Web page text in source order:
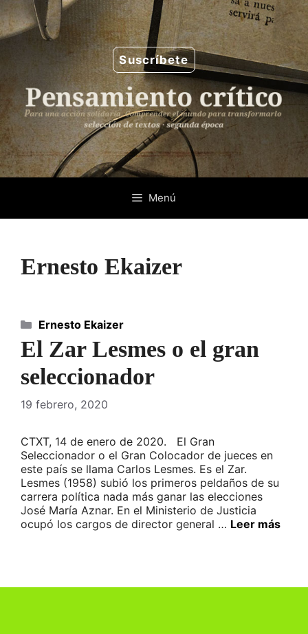
Saltar
al
contenido
Suscríbete
Menú
Ernesto Ekaizer
El Zar Lesmes o el gran
seleccionador
19 febrero, 2020
CTXT, 14 de enero de 2020. El Gran
Seleccionador o el Gran Colocador de jueces en
este país se llama Carlos Lesmes. Es el Zar.
Lesmes (1958) subió los primeros peldaños de su
carrera política nada más ganar las elecciones
José María Aznar. En el Ministerio de Justicia
ocupó los cargos de director general … Leer más
Categorías
Ernesto Ekaizer